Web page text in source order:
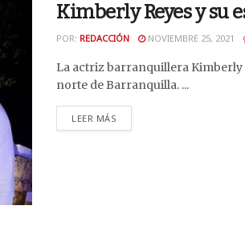
Kimberly Reyes y su
POR: REDACCIÓN NOVIEMBRE 25, 2021
La actriz barranquillera Kimberly
norte de Barranquilla. ...
LEER MÁS